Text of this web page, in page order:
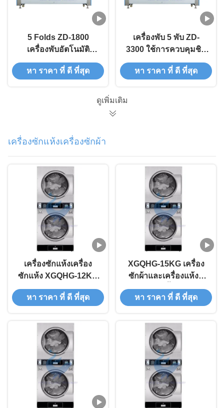
5 Folds ZD-1800
เครื่องพับอัตโนมัติ
50m/Min
1200x1800mm
หา ราคา ที่ ดี ที่สุด
เครื่องพับ 5 พับ ZD-
3300 ใช้การควบคุมชิป
ที่มีความฉลาดสูง
หา ราคา ที่ ดี ที่สุด
ดูเพิ่มเติม
เครื่องซักแห้งเครื่องซักผ้า
เครื่องซักแห้งเครื่อง
ซักแห้ง XGQHG-12KG
เครื่องซักแห้งเครื่อง
ซักแห้งพาณิชย์ 52rpm
หา ราคา ที่ ดี ที่สุด
XGQHG-15KG เครื่อง
ซักผ้าและเครื่องแห้งที่
สามารถติดตั้งได้ เครื่อง
ซักผ้าและเครื่องแห้ง
หา ราคา ที่ ดี ที่สุด